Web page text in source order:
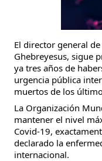
El director general
Ghebreyesus, sigue
ya tres años de
urgencia pública
muertos de los
La Organización
mantener el nivel
Covid-19,
declarado la
internacional.